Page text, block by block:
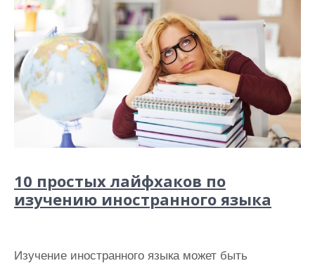
10 простых лайфхаков по
изучению иностранного языка
Изучение иностранного языка может быть